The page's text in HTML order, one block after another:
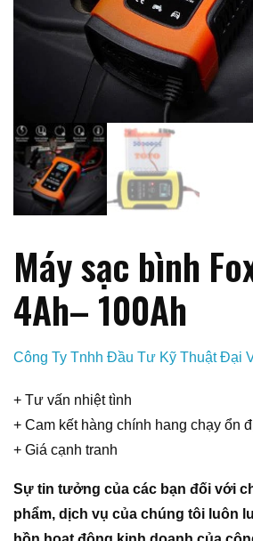
Máy sạc bình
4Ah– 100Ah
Công Ty Tnhh Đầu Tư Kỹ Thuật Đại
+ Tư vấn nhiệt tình
+ Cam kết hàng chính hang chạy ổn
+ Giá cạnh tranh
Sự tin tưởng của các bạn đối với
phẩm, dịch vụ của chúng tôi luôn